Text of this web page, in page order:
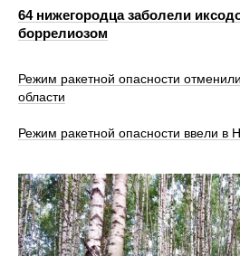
64 нижегородца заболели
боррелиозом
Режим ракетной опасности
области
Режим ракетной опасности ввели в